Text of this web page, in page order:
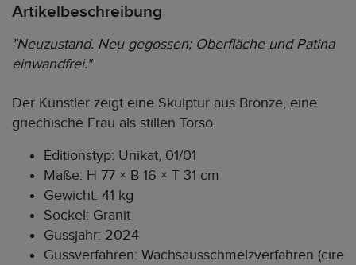
Artikelbeschreibung
"Neuzustand. Neu gegossen; Oberfläche und Patina
einwandfrei."
Der Künstler zeigt eine Skulptur aus Bronze, eine
griechische Frau als stillen Torso.
Editionstyp: Unikat, 01/01
Maße: H 77 × B 16 × T 31 cm
Gewicht: 41 kg
Sockel: Granit
Gussjahr: 2024
Gussverfahren: Wachsausschmelzverfahren (cire